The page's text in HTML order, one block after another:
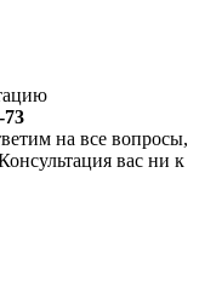
73
на все вопросы,
вас ни к